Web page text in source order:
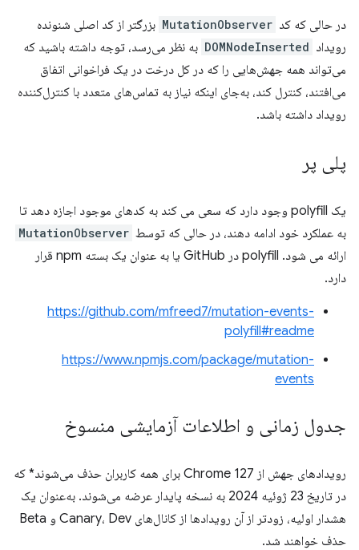
در حالی که کد MutationObserver بزرگتر از کد اصلی شنونده
رویداد DOMNodeInserted به نظر می‌رسد، توجه داشته باشید که
می‌تواند همه جهش‌هایی را که در کل درخت در یک فراخوانی اتفاق
می‌افتند، کنترل کند، به‌جای اینکه نیاز به تماس‌های متعدد با کنترل‌کننده
رویداد داشته باشد.
پلی پر
یک polyfill وجود دارد که سعی می کند به کدهای موجود اجازه دهد تا
به عملکرد خود ادامه دهند، در حالی که توسط MutationObserver
ارائه می شود. polyfill در GitHub یا به عنوان یک بسته npm قرار
دارد.
https://github.com/mfreed7/mutation-events-
polyfill#readme
https://www.npmjs.com/package/mutation-
events
جدول زمانی و اطلاعات آزمایشی منسوخ
رویدادهای جهش از Chrome 127 برای همه کاربران حذف می‌شوند* که
در تاریخ 23 ژوئیه 2024 به نسخه پایدار عرضه می‌شوند. به‌عنوان یک
هشدار اولیه، زودتر از آن رویدادها از کانال‌های Canary، Dev و Beta
حذف خواهند شد.